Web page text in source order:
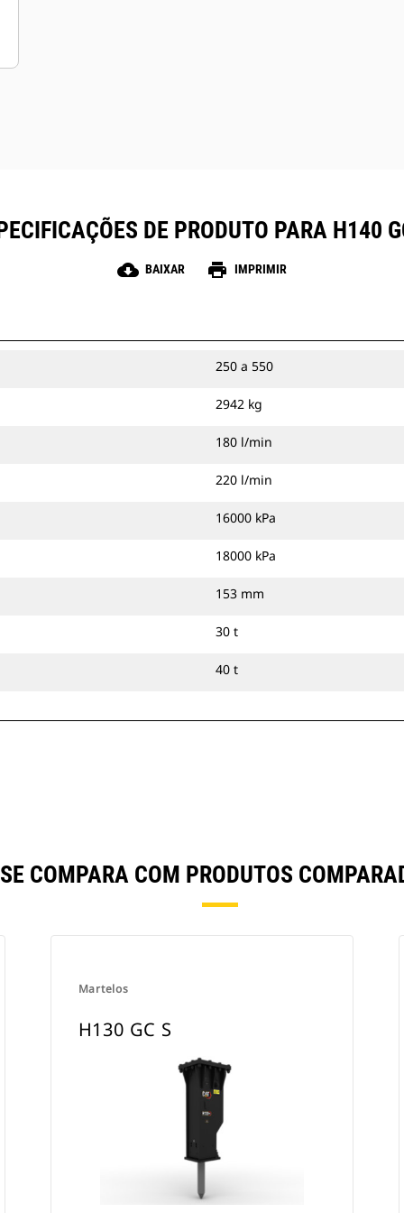
DE PRODUTO PARA H140
cloud_download BAIXAR print IMPRIMIR
250 a 550
2942 kg
180 l/min
220 l/min
16000 kPa
18000 kPa
153 mm
30 t
40 t
COMPARA COM PRODUTOS
Martelos
H130 GC S